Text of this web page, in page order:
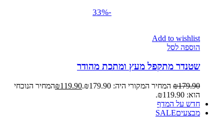
-33%
Add to wishlist
הוספה לסל
שטנדר מתקפל מעץ ומתכת מהודר
₪179.90 המחיר המקורי היה: ₪179.90. ₪119.90
המחיר הנוכחי
הוא: ₪119.90.
חדש על המדף
מבצעיםSALE